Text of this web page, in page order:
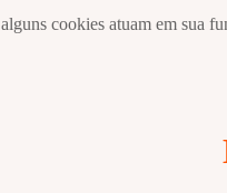
alguns cookies atuam em sua